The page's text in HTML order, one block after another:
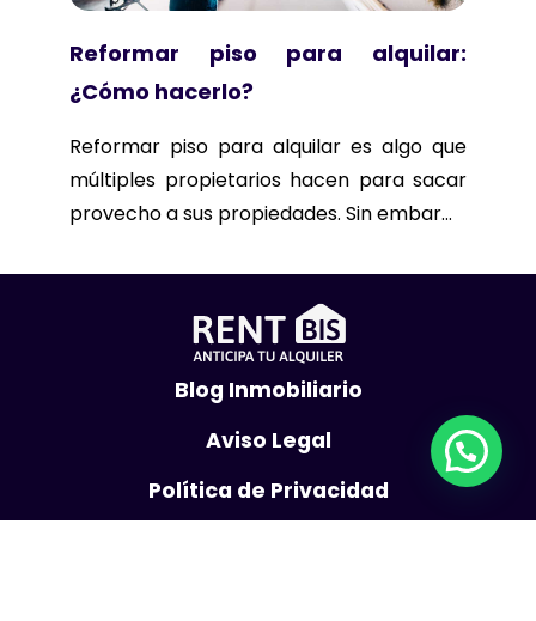
Reformar piso para alquilar:
¿Cómo hacerlo?
Reformar piso para alquilar es algo que
múltiples propietarios hacen para sacar
provecho a sus propiedades. Sin embar...
Blog Inmobiliario
Aviso Legal
Política de Privacidad